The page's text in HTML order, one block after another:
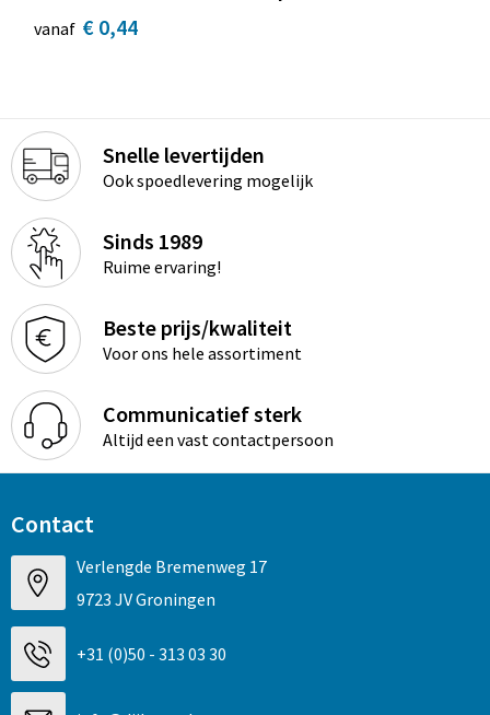
vanaf € 0,44
Snelle levertijden
Ook spoedlevering mogelijk
Sinds 1989
Ruime ervaring!
Beste prijs/kwaliteit
Voor ons hele assortiment
Communicatief sterk
Altijd een vast contactpersoon
Contact
Verlengde Bremenweg 17
9723 JV Groningen
+31 (0)50 - 313 03 30